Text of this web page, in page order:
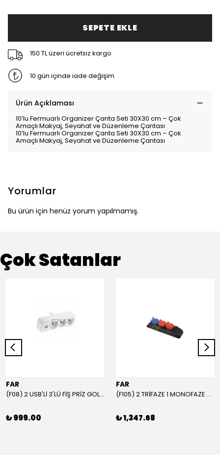
SEPETE EKLE
150 TL üzeri ücretsiz kargo
10 gün içinde iade değişim
Ürün Açıklaması
10’lu Fermuarlı Organizer Çanta Seti 30X30 cm – Çok
Amaçlı Makyaj, Seyahat ve Düzenleme Çantası
10’lu Fermuarlı Organizer Çanta Seti 30X30 cm – Çok
Amaçlı Makyaj, Seyahat ve Düzenleme Çantası
Yorumlar
Bu ürün için henüz yorum yapılmamış.
Çok Satanlar
FAR
(F08) 2 USB'Lİ 3'LÜ FİŞ PRİZ GOLYAT
₺ 999.00
FAR
(F105) 2 TRİFAZE 1 MONOFAZE GRUP PRİZ
₺ 1,347.68